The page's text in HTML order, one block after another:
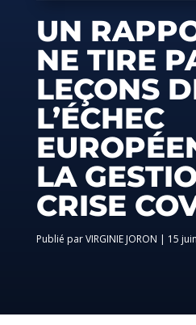
UN
NE TIRE
LEÇONS
L’ÉCHEC
LA
CRISE
parVIRGINIE JORON | 15